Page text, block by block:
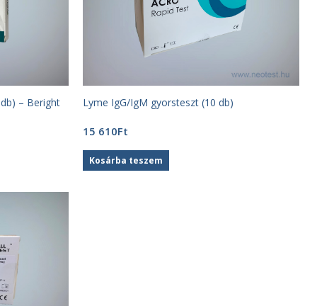
– Beright Lyme IgG/IgM gyorsteszt (10 db)
15 610Ft
Kosárba teszem